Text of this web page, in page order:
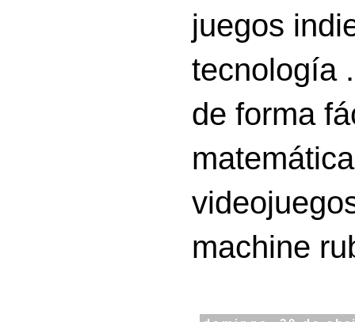
juegos
tecnología
de forma
machine